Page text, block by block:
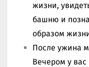
жизни,
башню и
образом
После ужина
Вечером у вас